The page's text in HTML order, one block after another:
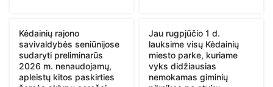
Kėdainių rajono
savivaldybės seniūnijose
sudaryti preliminarūs
2026 m. nenaudojamų,
apleistų kitos paskirties
Jau rugpjūčio 1 d.
lauksime visų Kėdainių
miesto parke, kuriame
vyks didžiausias
nemokamas giminių